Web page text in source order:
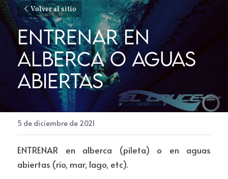
Volver al sitio
ENTRENAR EN
ALBERCA O AGUAS
ABIERTAS
5 de diciembre de 2021
ENTRENAR en alberca (pileta) o en aguas
abiertas (rio, mar, lago, etc).